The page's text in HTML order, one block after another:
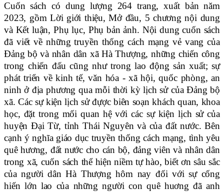
Cuốn sách có dung lượng 264 trang, xuất bản năm
2023, gồm Lời giới thiệu, Mở đầu, 5 chương nội dung
và Kết luận, Phụ lục, Phụ bản ảnh. Nội dung cuốn sách
đã viết về những truyền thống cách mạng vẻ vang của
Đảng bộ và nhân dân xã Hà Thượng, những chiến công
trong chiến đấu cũng như trong lao động sản xuất; sự
phát triển về kinh tế, văn hóa - xã hội, quốc phòng, an
ninh ở địa phương qua mỗi thời kỳ lịch sử của Đảng bộ
xã. Các sự kiện lịch sử đựợc biên soạn khách quan, khoa
học, đặt trong mối quan hệ với các sự kiện lịch sử của
huyện Đại Từ, tỉnh Thái Nguyên và của đất nước. Bên
cạnh ý nghĩa giáo dục truyền thống cách mạng, tình yêu
quê hương, đất nước cho cán bộ, đảng viên và nhân dân
trong xã, cuốn sách thể hiện niềm tự hào, biết ơn sâu sắc
của người dân Hà Thượng hôm nay đối với sự cống
hiến lớn lao của những người con quê huơng đã anh